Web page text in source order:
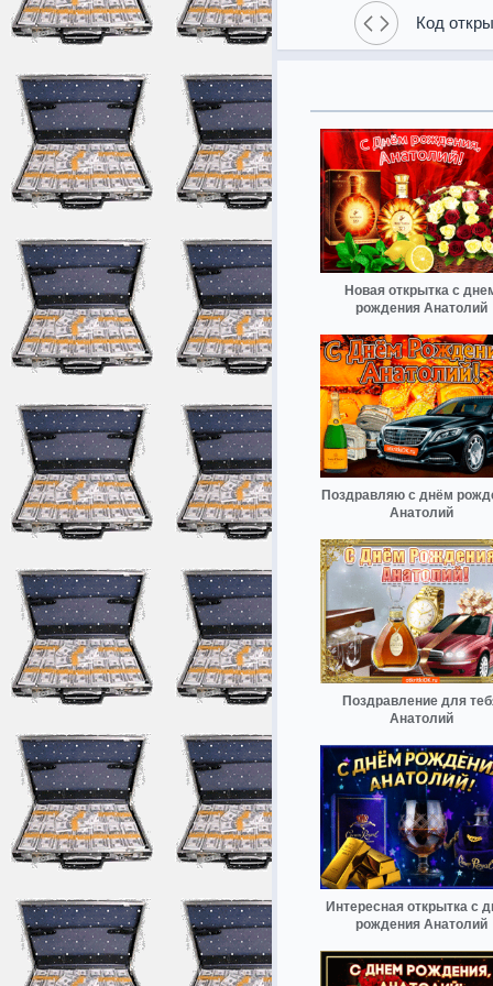
Код
Новая открытка с
рождения Анатолий
Поздравляю с днём
Анатолий
Поздравление для
Анатолий
Интересная открытка с
рождения Анатолий